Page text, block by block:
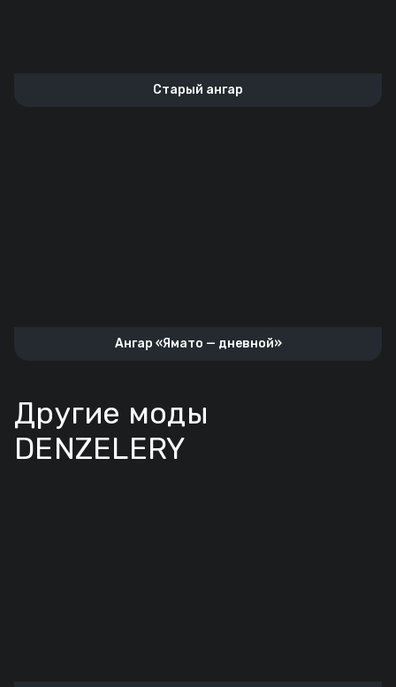
Старый ангар
Ангар «Ямато — дневной»
Другие моды
DENZELERY